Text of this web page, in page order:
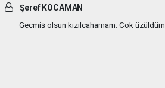
Şeref KOCAMAN
Geçmiş olsun kızılcahamam. Çok üzüldüm.